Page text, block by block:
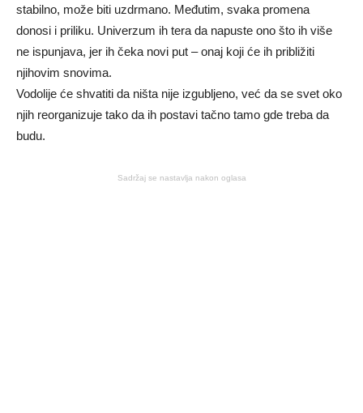
stabilno, može biti uzdrmano. Međutim, svaka promena
donosi i priliku. Univerzum ih tera da napuste ono što ih više
ne ispunjava, jer ih čeka novi put – onaj koji će ih približiti
njihovim snovima.
Vodolije će shvatiti da ništa nije izgubljeno, već da se svet oko
njih reorganizuje tako da ih postavi tačno tamo gde treba da
budu.
Sadržaj se nastavlja nakon oglasa